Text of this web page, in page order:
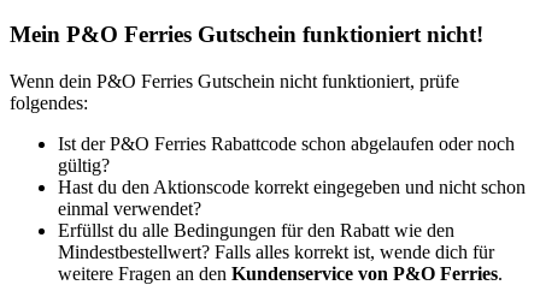
Mein P&O Ferries Gutschein funktioniert nicht!
Wenn dein P&O Ferries Gutschein nicht funktioniert, prüfe
folgendes:
Ist der P&O Ferries Rabattcode schon abgelaufen oder noch
gültig?
Hast du den Aktionscode korrekt eingegeben und nicht schon
einmal verwendet?
Erfüllst du alle Bedingungen für den Rabatt wie den
Mindestbestellwert? Falls alles korrekt ist, wende dich für
weitere Fragen an den Kundenservice von P&O Ferries.